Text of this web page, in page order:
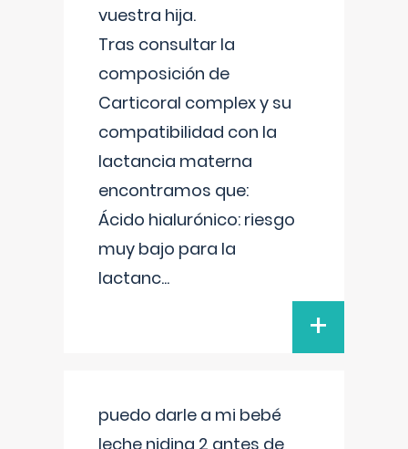
vuestra hija.
Tras consultar la
composición de
Carticoral complex y su
compatibilidad con la
lactancia materna
encontramos que:
Ácido hialurónico: riesgo
muy bajo para la
lactanc...
+
puedo darle a mi bebé
leche nidina 2 antes de